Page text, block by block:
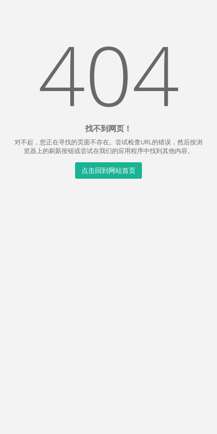
404
找不到网页！
对不起，您正在寻找的页面不存在。尝试检查URL的错误，然后按浏
览器上的刷新按钮或尝试在我们的应用程序中找到其他内容。
点击回到网站首页